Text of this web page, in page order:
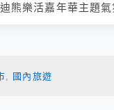
熊樂活嘉年華主題氣
國內旅遊